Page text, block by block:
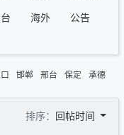
海外
公告
邯郸 邢台 保定
承德
排序： 回帖时间